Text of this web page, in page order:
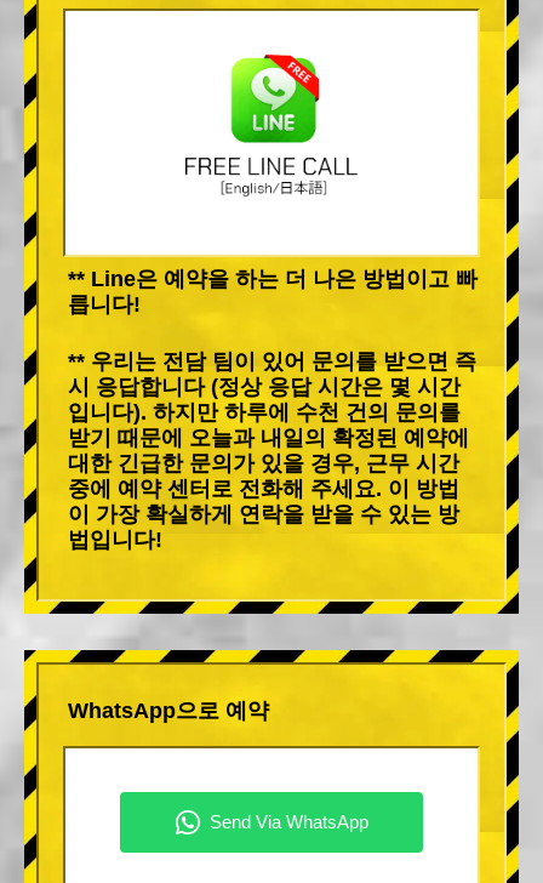
** Line은 예약을 하는 더 나은 방법이고 빠
릅니다!
** 우리는 전담 팀이 있어 문의를 받으면 즉
시 응답합니다 (정상 응답 시간은 몇 시간
입니다). 하지만 하루에 수천 건의 문의를
받기 때문에 오늘과 내일의 확정된 예약에
대한 긴급한 문의가 있을 경우, 근무 시간
중에 예약 센터로 전화해 주세요. 이 방법
이 가장 확실하게 연락을 받을 수 있는 방
법입니다!
WhatsApp으로 예약